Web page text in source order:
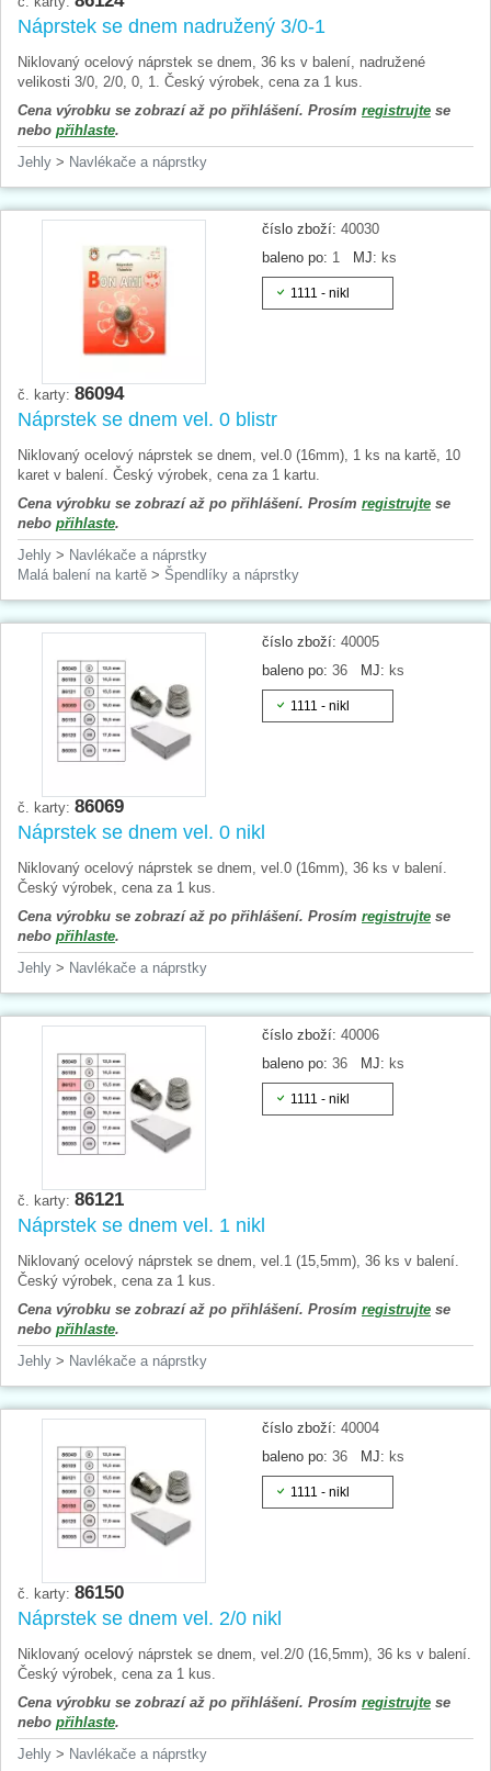
Náprstek se dnem nadružený 3/0-1
Niklovaný ocelový náprstek se dnem, 36 ks v balení, nadružené
velikosti 3/0, 2/0, 0, 1. Český výrobek, cena za 1 kus.
Cena výrobku se zobrazí až po přihlášení. Prosím registrujte se
nebo přihlaste.
Jehly > Navlékače a náprstky
číslo zboží: 40030
baleno po: 1 MJ: ks
1111 - nikl
č. karty: 86094
Náprstek se dnem vel. 0 blistr
Niklovaný ocelový náprstek se dnem, vel.0 (16mm), 1 ks na kartě, 10
karet v balení. Český výrobek, cena za 1 kartu.
Cena výrobku se zobrazí až po přihlášení. Prosím registrujte se
nebo přihlaste.
Jehly > Navlékače a náprstky
Malá balení na kartě > Špendlíky a náprstky
číslo zboží: 40005
baleno po: 36 MJ: ks
1111 - nikl
č. karty: 86069
Náprstek se dnem vel. 0 nikl
Niklovaný ocelový náprstek se dnem, vel.0 (16mm), 36 ks v balení.
Český výrobek, cena za 1 kus.
Cena výrobku se zobrazí až po přihlášení. Prosím registrujte se
nebo přihlaste.
Jehly > Navlékače a náprstky
číslo zboží: 40006
baleno po: 36 MJ: ks
1111 - nikl
č. karty: 86121
Náprstek se dnem vel. 1 nikl
Niklovaný ocelový náprstek se dnem, vel.1 (15,5mm), 36 ks v balení.
Český výrobek, cena za 1 kus.
Cena výrobku se zobrazí až po přihlášení. Prosím registrujte se
nebo přihlaste.
Jehly > Navlékače a náprstky
číslo zboží: 40004
baleno po: 36 MJ: ks
1111 - nikl
č. karty: 86150
Náprstek se dnem vel. 2/0 nikl
Niklovaný ocelový náprstek se dnem, vel.2/0 (16,5mm), 36 ks v balení.
Český výrobek, cena za 1 kus.
Cena výrobku se zobrazí až po přihlášení. Prosím registrujte se
nebo přihlaste.
Jehly > Navlékače a náprstky